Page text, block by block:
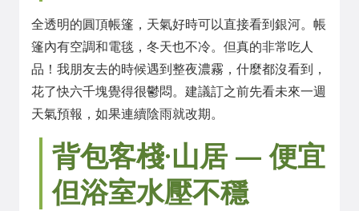
全透明的圓頂帳篷，天氣好時可以直接看到銀河。帳
篷內有空調和電毯，冬天也不冷。但真的非常吃人
品！我朋友去的時候遇到整夜濃霧，什麼都沒看到，
花了快六千塊覺得很鬱悶。建議訂之前先看未來一週
天氣預報，如果連續陰雨就改期。
背包客棧·山居 — 便宜
但浴室水壓不穩